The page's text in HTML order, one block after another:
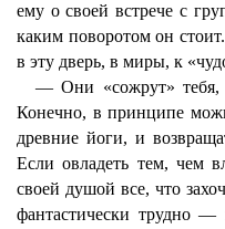
ему о своей встрече с
каким поворотом он
в эту дверь, в миры, к
— Они «сожрут»
Конечно, в принципе
древние йоги, и
Если овладеть тем, чем
своей душой все, что
фантастически трудно